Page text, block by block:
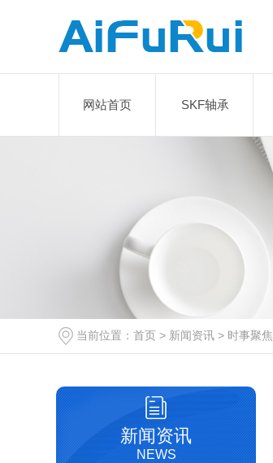
网站首页 SKF轴承
当前位置： 首页 > 新闻资讯 > 时事聚焦
新闻资讯
NEWS